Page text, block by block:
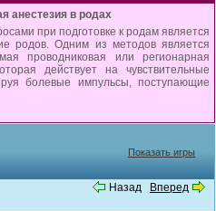
анестезия в родах
при подготовке к родам является
родов. Одним из методов является
проводниковая или регионарная
действует на чувствительные
болевые импульсы, поступающие
Показать игры
Назад Вперед